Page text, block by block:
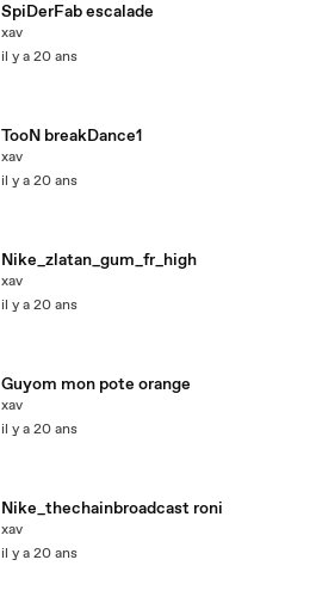
SpiDerFab escalade
xav
il y a 20 ans
TooN breakDance1
xav
il y a 20 ans
Nike_zlatan_gum_fr_high
xav
il y a 20 ans
Guyom mon pote orange
xav
il y a 20 ans
Nike_thechainbroadcast roni
xav
il y a 20 ans